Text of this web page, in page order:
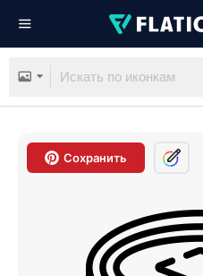
Сохранить